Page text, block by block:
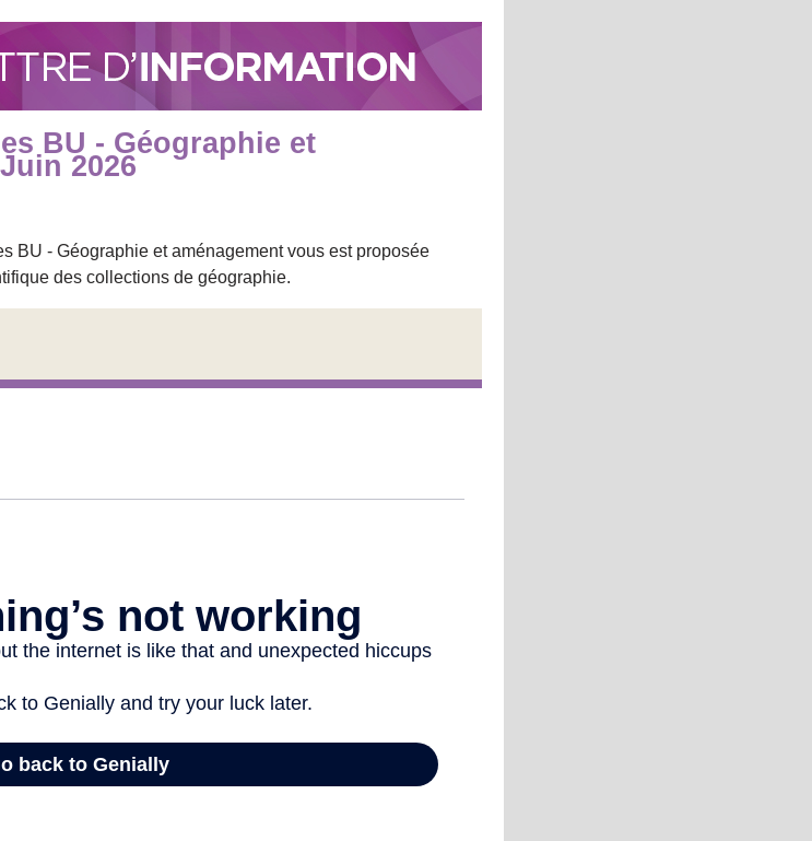
BU - Géographie et
2026
BU - Géographie et aménagement vous est proposée
des collections de géographie.